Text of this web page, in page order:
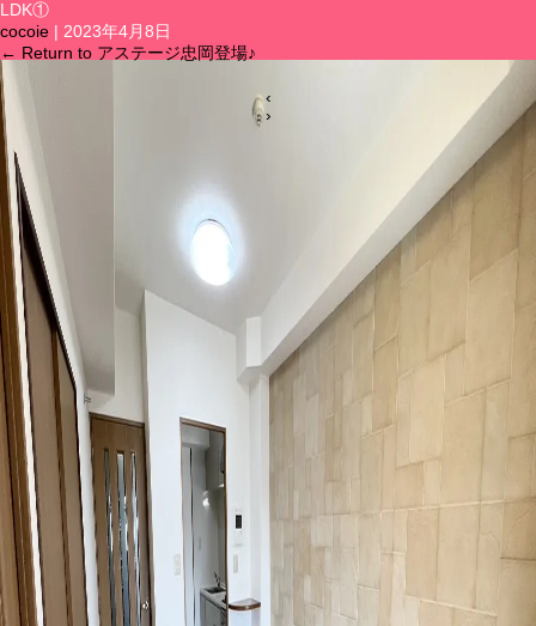
LDK①
cocoie
2023年4月8日
← Return to アステージ忠岡登場♪
‹
›